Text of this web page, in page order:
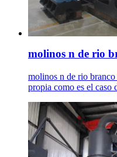
molinos n de rio
molinos n de rio
propia como es el